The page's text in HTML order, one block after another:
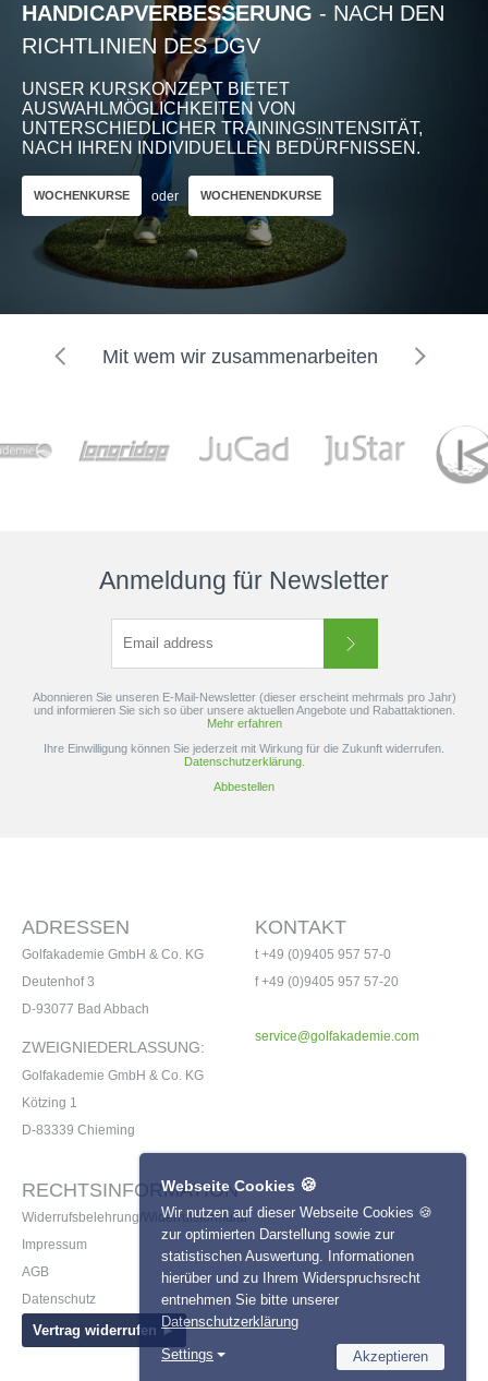
Garmin Approach R10
UVP €549,00 €489,00
inkl. 19% MwSt.
UVP €399,00
inkl. 19% MwSt.
Garmin Approach S70 - 42mm
inkl. 19% MwSt.
Bushnell Tour V6 Shift
HANDICAPVERBESSERUNG - NACH DEN
RICHTLINIEN DES DGV
UNSER KURSKONZEPT BIETET
AUSWAHLMÖGLICHKEITEN VON
UNTERSCHIEDLICHER TRAININGSINTENSITÄT,
NACH IHREN INDIVIDUELLEN BEDÜRFNISSEN.
WOCHENKURSE oder WOCHENENDKURSE
Mit wem wir zusammenarbeiten
Anmeldung für Newsletter
Abonnieren Sie unseren E-Mail-Newsletter (dieser erscheint mehrmals pro Jahr)
und informieren Sie sich so über unsere aktuellen Angebote und Rabattaktionen.
Mehr erfahren
Ihre Einwilligung können Sie jederzeit mit Wirkung für die Zukunft widerrufen.
Datenschutzerklärung.
Abbestellen
RECHTSINFORMATION
Widerrufsbelehrung/Widerrufsformular
Impressum
AGB
Datenschutz
Vertrag widerrufen ►
KONTAKT
t +49 (0)9405 957 57-0
f +49 (0)9405 957 57-20
service@golfakademie.com
ADRESSEN
Golfakademie GmbH & Co. KG
Deutenhof 3
D-93077 Bad Abbach
ZWEIGNIEDERLASSUNG:
Golfakademie GmbH & Co. KG
Kötzing 1
D-83339 Chieming
Webseite Cookies 🍪
Wir nutzen auf dieser Webseite Cookies 🍪
zur optimierten Darstellung sowie zur
statistischen Auswertung. Informationen
hierüber und zu Ihrem Widerspruchsrecht
entnehmen Sie bitte unserer
Datenschutzerklärung
Settings
Akzeptieren